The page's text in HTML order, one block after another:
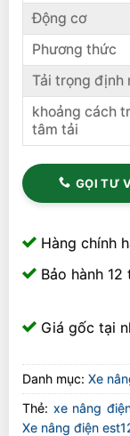
Động cơ
Phương thức
Tải trọng định
khoảng cách
tâm tải
GỌI TƯ
Hàng chính
Bảo hành 12
Giá gốc tại
Danh mục: Xe
Thẻ: xe nâng
Xe nâng điện